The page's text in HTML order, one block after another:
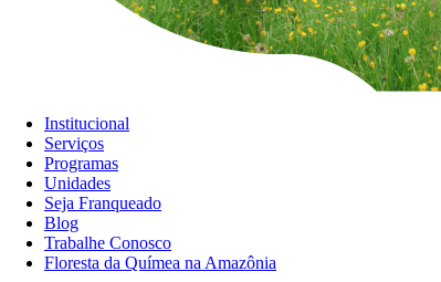
Institucional
Serviços
Programas
Unidades
Seja Franqueado
Blog
Trabalhe Conosco
Floresta da Químea na Amazônia